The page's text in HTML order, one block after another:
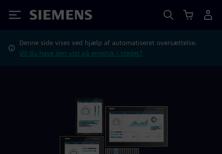
Siemens
Denne side vises ved hjælp af automatiseret oversættelse.
Vil du have den vist på engelsk i stedet?